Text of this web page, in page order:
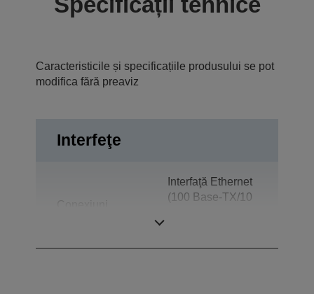
Caracteristicile și specificațiile produsului se pot
modifica fără preaviz
Interfeţe
Interfaţă Ethernet
(100 Base-TX/10